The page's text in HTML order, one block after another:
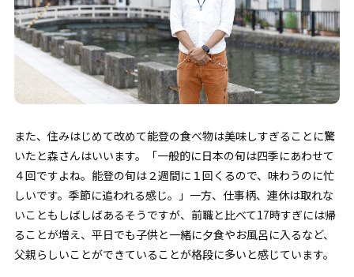
また、住みはじめて改めて能登の食べ物は美味しすぎることに驚
いたと森さんはいいます。「一般的に日本の旬は四季にあわせて
４回ですよね。能登の旬は２週間に１回くるので、味わうのに忙
しいです。季節に追われる感じ。」一方、仕事柄、連休は取れな
いこともしばしばあるそうですが、前職と比べて17時すぎには帰
ることが増え、平日でも子供と一緒に夕食やお風呂に入るなど、
父親らしいことができていることが格段に多いと感じています。